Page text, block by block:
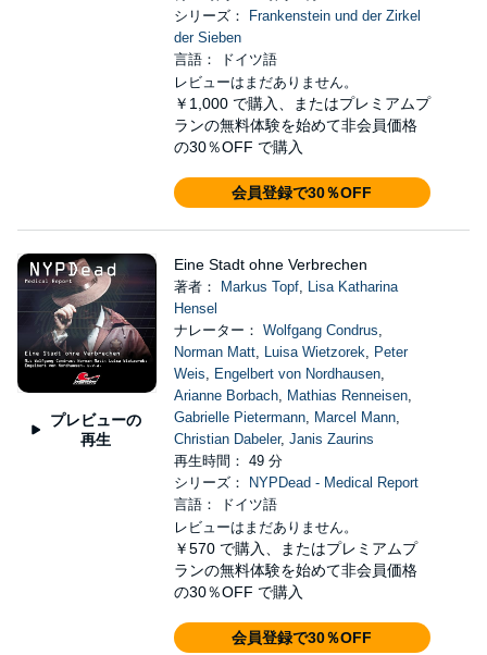
シリーズ：
Frankenstein und der Zirkel
der Sieben
言語： ドイツ語
レビューはまだありません。
￥1,000 で購入、またはプレミアムプ
ランの無料体験を始めて非会員価格
の30％OFF で購入
会員登録で30％OFF
プレビューの
再生
Eine Stadt ohne Verbrechen
著者： Markus Topf, Lisa Katharina
Hensel
ナレーター： Wolfgang Condrus,
Norman Matt, Luisa Wietzorek, Peter
Weis, Engelbert von Nordhausen,
Arianne Borbach, Mathias Renneisen,
Gabrielle Pietermann, Marcel Mann,
Christian Dabeler, Janis Zaurins
再生時間： 49 分
シリーズ：
NYPDead - Medical Report
言語： ドイツ語
レビューはまだありません。
￥570 で購入、またはプレミアムプ
ランの無料体験を始めて非会員価格
の30％OFF で購入
会員登録で30％OFF